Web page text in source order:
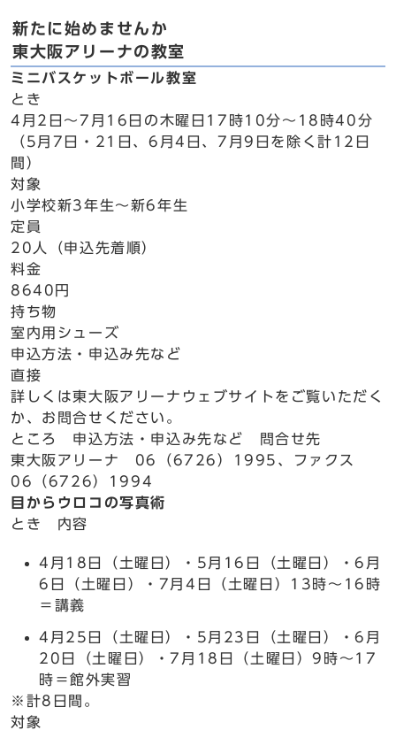
新たに始めませんか
東大阪アリーナの教室
ミニバスケットボール教室
とき
4月2日～7月16日の木曜日17時10分～18時40分
（5月7日・21日、6月4日、7月9日を除く計12日
間）
対象
小学校新3年生～新6年生
定員
20人（申込先着順）
料金
8640円
持ち物
室内用シューズ
申込方法・申込み先など
直接
詳しくは東大阪アリーナウェブサイトをご覧いただく
か、お問合せください。
ところ 申込方法・申込み先など 問合せ先
東大阪アリーナ 06（6726）1995、ファクス
06（6726）1994
目からウロコの写真術
とき 内容
4月18日（土曜日）・5月16日（土曜日）・6月
6日（土曜日）・7月4日（土曜日）13時～16時
＝講義
4月25日（土曜日）・5月23日（土曜日）・6月
20日（土曜日）・7月18日（土曜日）9時～17
時＝館外実習
※計8日間。
対象